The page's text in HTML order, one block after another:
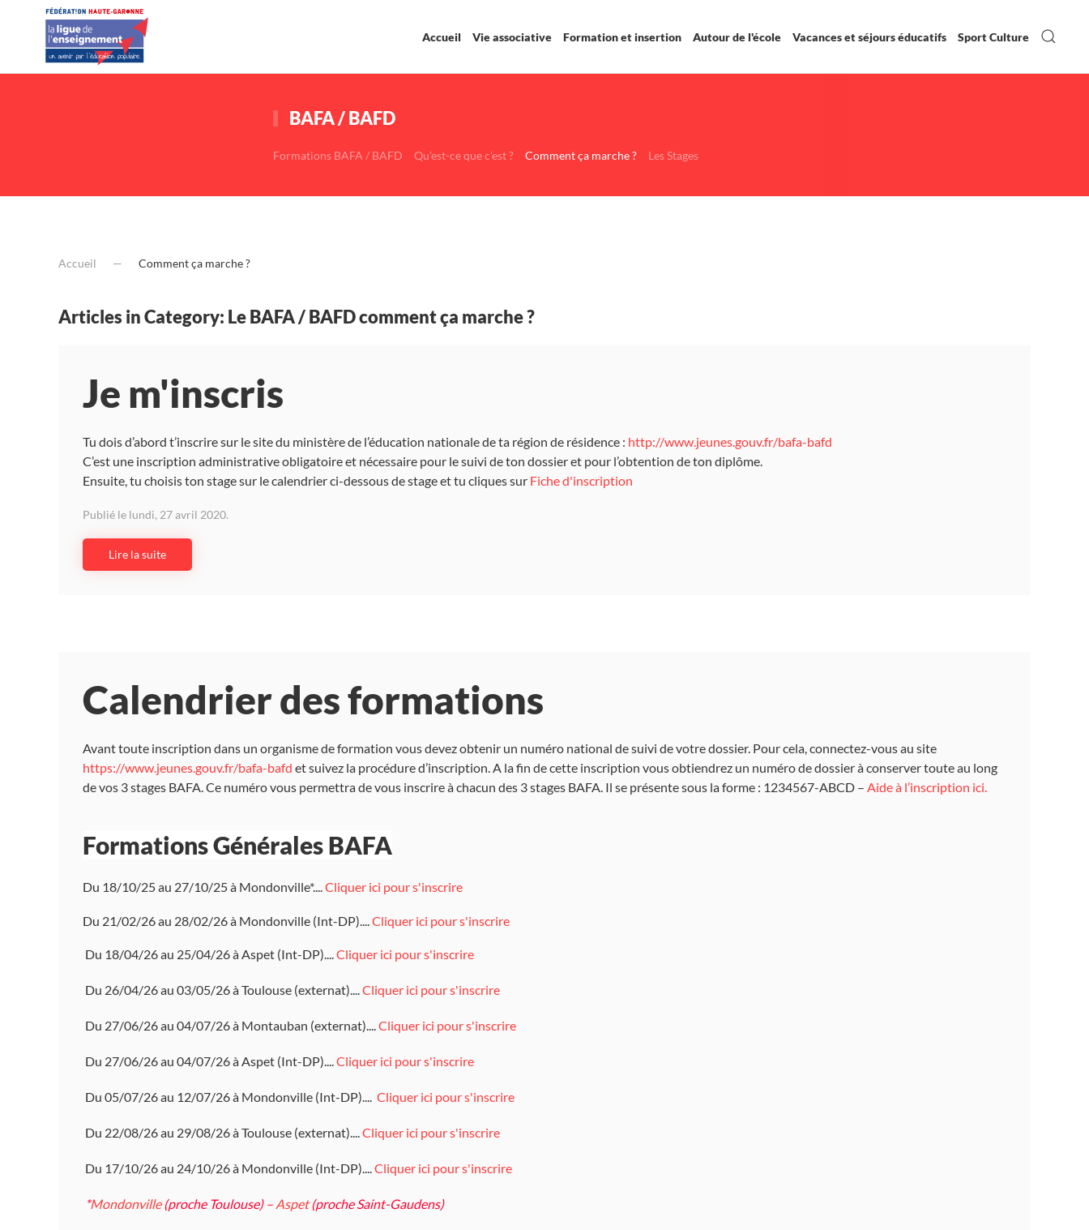
Accueil Vie associative Formation et insertion Autour de l'école Vacances et séjours éducatifs Sport Culture
BAFA / BAFD
Formations BAFA / BAFD Qu'est-ce que c'est ? Comment ça marche ? Les Stages
Accueil Comment ça marche ?
Articles in Category: Le BAFA / BAFD comment ça marche ?
Je m'inscris
Tu dois d’abord t’inscrire sur le site du ministère de l’éducation nationale de ta région de résidence : http://www.jeunes.gouv.fr/bafa-bafd
C’est une inscription administrative obligatoire et nécessaire pour le suivi de ton dossier et pour l’obtention de ton diplôme.
Ensuite, tu choisis ton stage sur le calendrier ci-dessous de stage et tu cliques sur Fiche d'inscription
Publié le lundi, 27 avril 2020.
Lire la suite
Calendrier des formations
Avant toute inscription dans un organisme de formation vous devez obtenir un numéro national de suivi de votre dossier. Pour cela, connectez-vous au site
https://www.jeunes.gouv.fr/bafa-bafd et suivez la procédure d’inscription. A la fin de cette inscription vous obtiendrez un numéro de dossier à conserver toute au long
de vos 3 stages BAFA. Ce numéro vous permettra de vous inscrire à chacun des 3 stages BAFA. Il se présente sous la forme : 1234567-ABCD – Aide à l’inscription ici.
Formations Générales BAFA
Du 18/10/25 au 27/10/25 à Mondonville*....Cliquer ici pour s'inscrire
Du 21/02/26 au 28/02/26 à Mondonville (Int-DP)....Cliquer ici pour s'inscrire
Du 18/04/26 au 25/04/26 à Aspet (Int-DP)....Cliquer ici pour s'inscrire
Du 26/04/26 au 03/05/26 à Toulouse (externat)....Cliquer ici pour s'inscrire
Du 27/06/26 au 04/07/26 à Montauban (externat)....Cliquer ici pour s'inscrire
Du 27/06/26 au 04/07/26 à Aspet (Int-DP)....Cliquer ici pour s'inscrire
Du 05/07/26 au 12/07/26 à Mondonville (Int-DP).... Cliquer ici pour s'inscrire
Du 22/08/26 au 29/08/26 à Toulouse (externat)....Cliquer ici pour s'inscrire
Du 17/10/26 au 24/10/26 à Mondonville (Int-DP)....Cliquer ici pour s'inscrire
*Mondonville(proche Toulouse) – Aspet(proche Saint-Gaudens)